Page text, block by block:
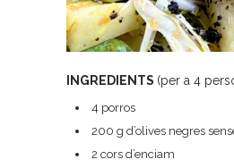
INGREDIENTS (per a 4
4 porros
200 g d’olives negres
2 cors d’enciam